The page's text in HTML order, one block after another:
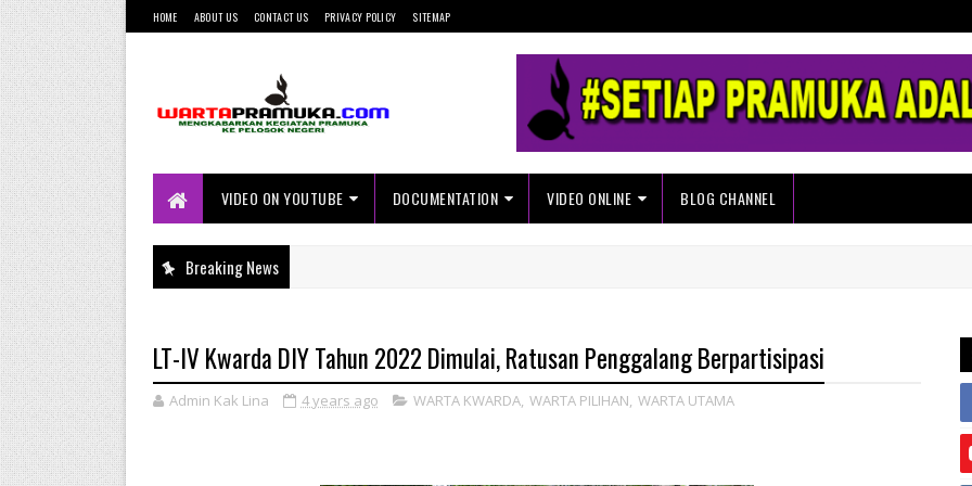
HOME ABOUT US CONTACT US PRIVACY POLICY SITEMAP
Pelosok Negeri
VIDEO ON YOUTUBE
DOCUMENTATION VIDEO ONLINE BLOG CHANNEL
Breaking News
LT-IV Kwarda DIY Tahun 2022 Dimulai, Ratusan Penggalang Berpartisipasi
Admin Kak Lina 4 years ago WARTA KWARDA, WARTA PILIHAN, WARTA UTAMA